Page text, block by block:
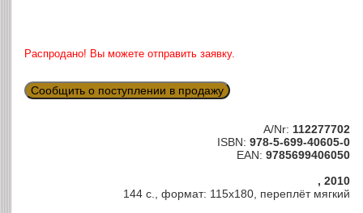
Распродано! Вы можете отправить заявку.
Сообщить о поступлении в продажу
A/Nr: 112277702
ISBN: 978-5-699-40605-0
EAN: 9785699406050
, 2010
144 с., формат: 115х180, переплёт мягкий